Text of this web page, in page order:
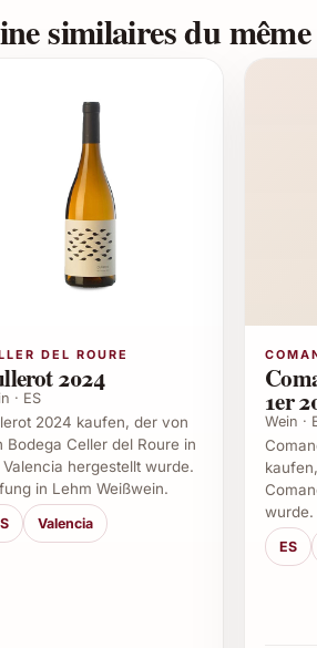
Anlässe und
Felluga Sharis 2024 eignet sich
Pastagerichten oder feinen
Ob private oder festliche Anlässe –
Eindruck.
Feierliche Dinner und Familienfeste
Weihnachten und Silvester
Sommerfeste und Gartenpartys
Weinkeller und genussvolle
Livio Felluga Sharis 2024
ausgesuchten Genuss sucht, wird
und die hohe Eleganz laden
zu überreichen. Gönnen Sie
das für zahlreiche
similaires du
DEL ROURE
2024
· ES
2024 kaufen, der von
Bodega Celler del Roure in
Valencia hergestellt wurde.
in Lehm Weißwein.
Valencia
1er
Wein ·
wurde.
ES